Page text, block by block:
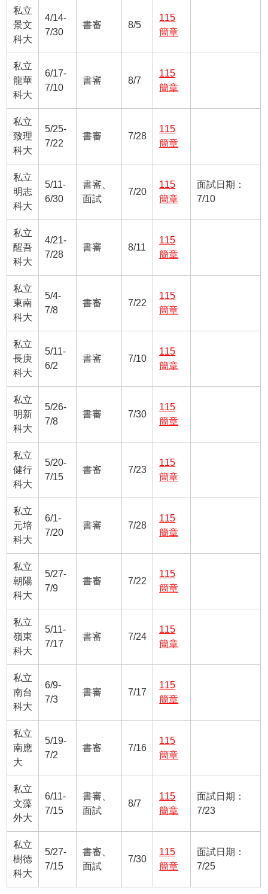
私立
景文
科大
4/14-
7/30
書審 8/5
115
簡章
私立
龍華
科大
6/17-
7/10
書審 8/7
115
簡章
私立
致理
科大
5/25-
7/22
書審 7/28
115
簡章
私立
明志
科大
5/11-
6/30
書審、
面試
7/20
115
簡章
面試日期：
7/10
私立
醒吾
科大
4/21-
7/28
書審 8/11
115
簡章
私立
東南
科大
5/4-
7/8
書審 7/22
115
簡章
私立
長庚
科大
5/11-
6/2
書審 7/10
115
簡章
私立
明新
科大
5/26-
7/8
書審 7/30
115
簡章
私立
健行
科大
5/20-
7/15
書審 7/23
115
簡章
私立
元培
科大
6/1-
7/20
書審 7/28
115
簡章
私立
朝陽
科大
5/27-
7/9
書審 7/22
115
簡章
私立
嶺東
科大
5/11-
7/17
書審 7/24
115
簡章
私立
南台
科大
6/9-
7/3
書審 7/17
115
簡章
私立
南應
大
5/19-
7/2
書審 7/16
115
簡章
私立
文藻
外大
6/11-
7/15
書審、
面試
8/7
115
簡章
面試日期：
7/23
私立
樹德
科大
5/27-
7/15
書審、
面試
7/30
115
簡章
面試日期：
7/25